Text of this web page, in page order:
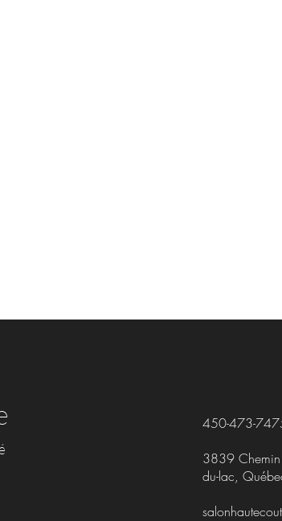
450-473-
3839 Chemin
du-lac,